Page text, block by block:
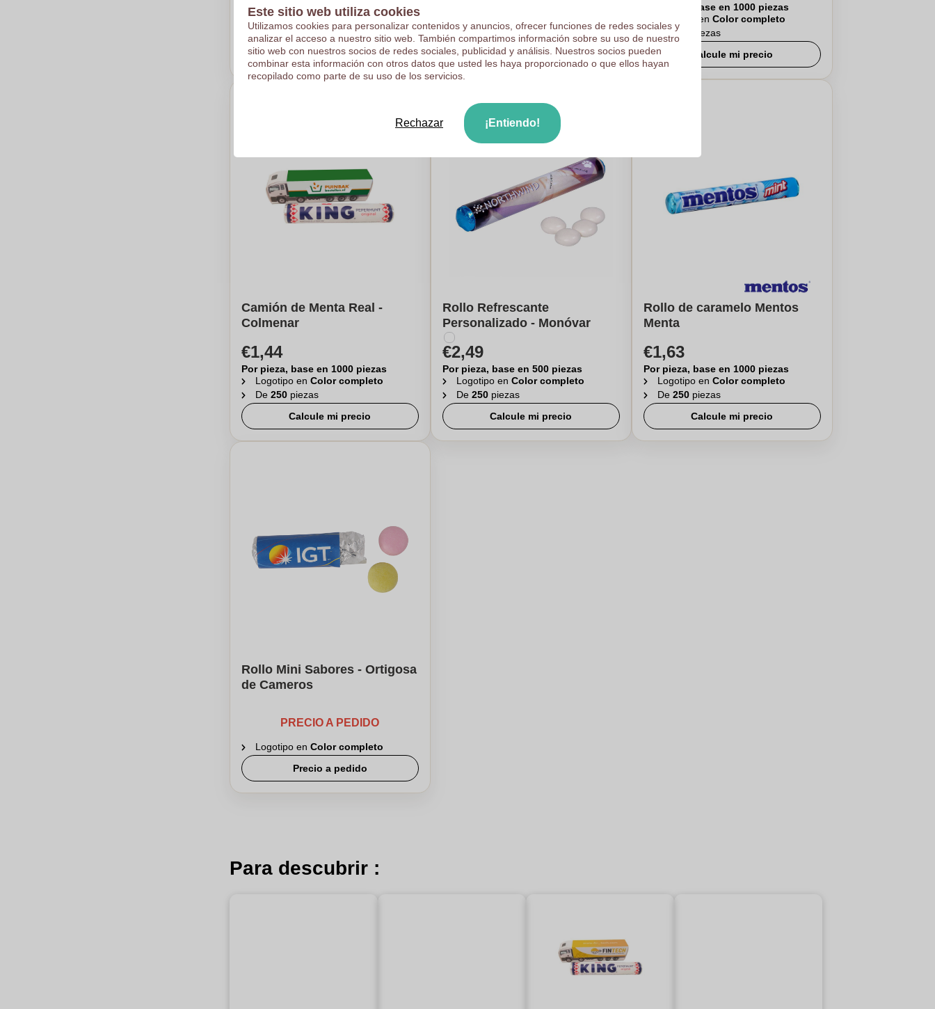
Por pieza, base en 1000 piezas
Logotipo enColor completo
De250piezas
Calcule mi precio
De250piezas
Calcule mi precio
Por pieza, base en 1000 piezas
Logotipo en Color completo
De 100
piezas
Calcule mi precio
Camión de Menta Real -
Colmenar
€1,44
Por pieza, base en 1000 piezas
Logotipo en Color completo
De 250 piezas
Calcule mi precio
Rollo Refrescante
Personalizado - Monóvar
€2,49
Por pieza, base en 500 piezas
Logotipo en Color completo
De 250 piezas
Calcule mi precio
Rollo de caramelo Mentos
Menta
€1,63
Por pieza, base en 1000 piezas
Logotipo en Color completo
De 250 piezas
Calcule mi precio
Rollo Mini Sabores - Ortigosa
de Cameros
PRECIO A PEDIDO
Logotipo en Color completo
Precio a pedido
Para descubrir :
Este sitio web utiliza cookies
Utilizamos cookies para personalizar contenidos y anuncios, ofrecer funciones de redes sociales y
analizar el acceso a nuestro sitio web. También compartimos información sobre su uso de nuestro
sitio web con nuestros socios de redes sociales, publicidad y análisis. Nuestros socios pueden
combinar esta información con otros datos que usted les haya proporcionado o que ellos hayan
recopilado como parte de su uso de los servicios.
Rechazar ¡Entiendo!